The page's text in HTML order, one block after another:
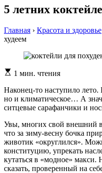
5 летних
Главная › Красота и здоровье
худеем
Расчетное
чтения
1 мин. чтения
Наконец-то наступило
но и климатическое… А
ситцевые сарафанчики и
Увы, многих свой внешний
что за зиму-весну бочка
животик «округлился».
конституцию, упрекать
кутаться в «модное» макси.
сказать, проверенный на